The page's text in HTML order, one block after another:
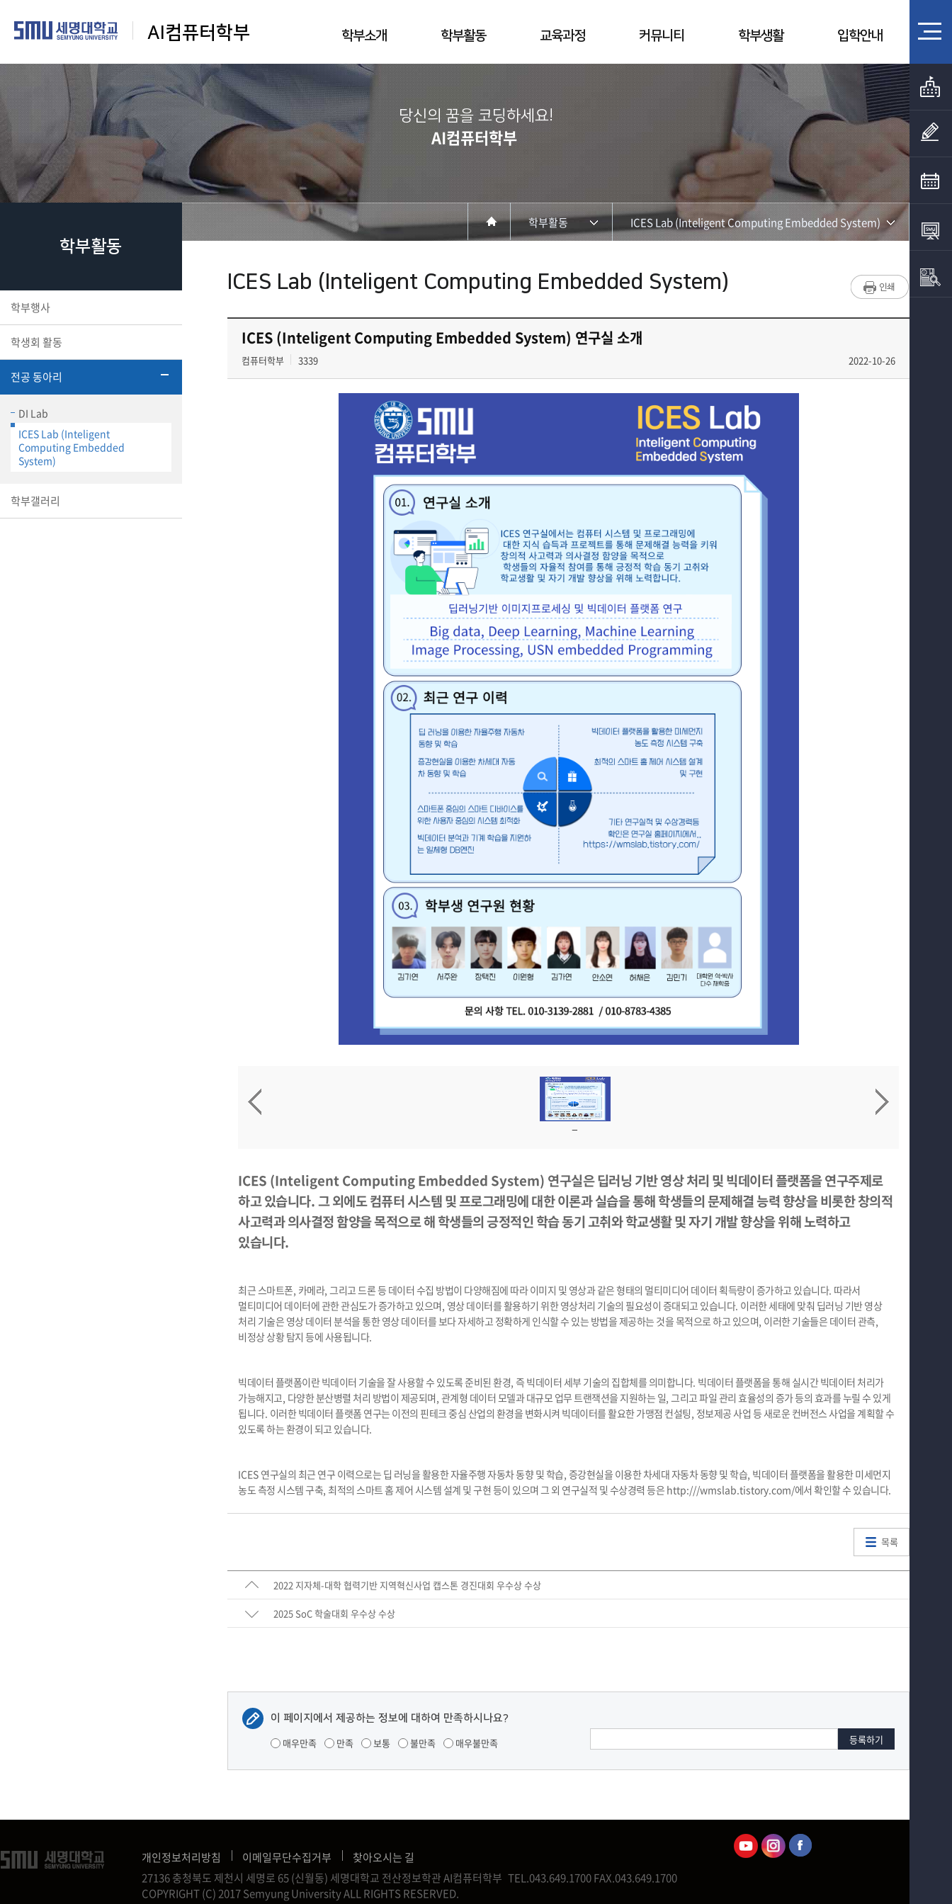
AI컴퓨터학부 학부소개 학부활동 교육과정 커뮤니티 학부생활 입학안내
당신의 꿈을 코딩하세요!
AI컴퓨터학부
학부활동
학부행사
학생회 활동
전공 동아리
DI Lab
ICES Lab (Inteligent
Computing Embedded
System)
학부갤러리
학부활동
학부활동
교육과정
ICES Lab (Inteligent Computing Embedded System)
ICES Lab (Inteligent Computing Embedded System)
ICES Lab (Inteligent Computing Embedded System)
ICES (Inteligent Computing Embedded System) 연구실 소개
컴퓨터학부 3339 2022-10-26
ICES (Inteligent Computing Embedded System) 연구실은 딥러닝 기반 영상 처리 및 빅데이터 플랫폼을 연구주제로
하고 있습니다.그 외에도 컴퓨터 시스템 및 프로그래밍에 대한 이론과 실습을 통해 학생들의 문제해결 능력 향상을 비롯한 창의적
사고력과 의사결정 함양을 목적으로 해 학생들의 긍정적인 학습 동기 고취와 학교생활 및 자기 개발 향상을 위해 노력하고
있습니다.
최근 스마트폰, 카메라, 그리고 드론 등 데이터 수집 방법이 다양해짐에 따라 이미지 및 영상과 같은 형태의 멀티미디어 데이터 획득량이 증가하고 있습니다. 따라서
멀티미디어 데이터에 관한 관심도가 증가하고 있으며, 영상 데이터를 활용하기 위한 영상처리 기술의 필요성이 증대되고 있습니다. 이러한 세태에 맞춰 딥러닝 기반 영상
처리 기술은 영상 데이터 분석을 통한 영상 데이터를 보다 자세하고 정확하게 인식할 수 있는 방법을 제공하는 것을 목적으로 하고 있으며, 이러한 기술들은 데이터 관측,
비정상 상황 탐지 등에 사용됩니다.
빅데이터 플랫폼이란 빅데이터 기술을 잘 사용할 수 있도록 준비된 환경, 즉 빅데이터 세부 기술의 집합체를 의미합니다. 빅데이터 플랫폼을 통해 실시간 빅데이터 처리가
가능해지고, 다양한 분산병렬 처리 방법이 제공되며, 관계형 데이터 모델과 대규모 업무 트랜잭션을 지원하는 일, 그리고 파일 관리 효율성의 증가 등의 효과를 누릴 수 있게
됩니다. 이러한 빅데이터 플랫폼 연구는 이전의 핀테크 중심 산업의 환경을 변화시켜 빅데이터를 활요한 가맹점 컨설팅, 정보제공 사업 등 새로운 컨버전스 사업을 계획할 수
있도록 하는 환경이 되고 있습니다.
ICES 연구실의 최근 연구 이력으로는 딥 러닝을 활용한 자율주행 자동차 동향 및 학습, 증강현실을 이용한 차세대 자동차 동향 및 학습, 빅데이터 플랫폼을 활용한 미세먼지
농도 측정 시스템 구축, 최적의 스마트 홈 제어 시스템 설계 및 구현 등이 있으며 그 외 연구실적 및 수상경력 등은 http:///wmslab.tistory.com/에서 확인할 수 있습니다.
목록
2022 지자체-대학 협력기반 지역혁신사업 캡스톤 경진대회 우수상 수상
2025 SoC 학술대회 우수상 수상
이 페이지에서 제공하는 정보에 대하여 만족하시나요?
매우만족 만족 보통 불만족 매우불만족
개인정보처리방침 이메일무단수집거부
찾아오시는 길
27136 충청북도 제천시 세명로 65 (신월동) 세명대학교 전산정보학관 AI컴퓨터학부 TEL.043.649.1700FAX.043.649.1700
COPYRIGHT (C) 2017 Semyung University ALL RIGHTS RESERVED.